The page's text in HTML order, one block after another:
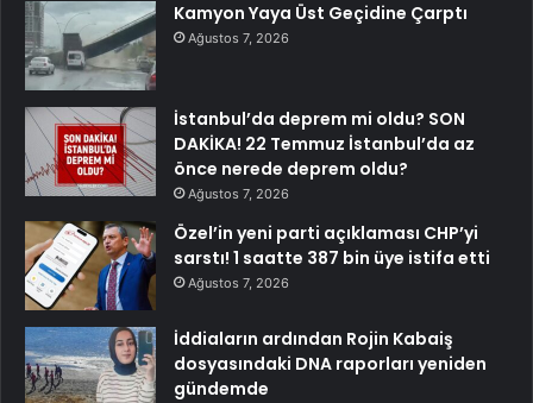
Kamyon Yaya Üst Geçidine Çarptı
Ağustos 7, 2026
İstanbul’da deprem mi oldu? SON
DAKİKA! 22 Temmuz İstanbul’da az
önce nerede deprem oldu?
Ağustos 7, 2026
Özel’in yeni parti açıklaması CHP’yi
sarstı! 1 saatte 387 bin üye istifa etti
Ağustos 7, 2026
İddiaların ardından Rojin Kabaiş
dosyasındaki DNA raporları yeniden
gündemde